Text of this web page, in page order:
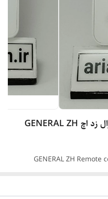
ریموت کنترل کولر اسپلیت جنرال زد اچ GENERAL ZH
GENERAL ZH Remote